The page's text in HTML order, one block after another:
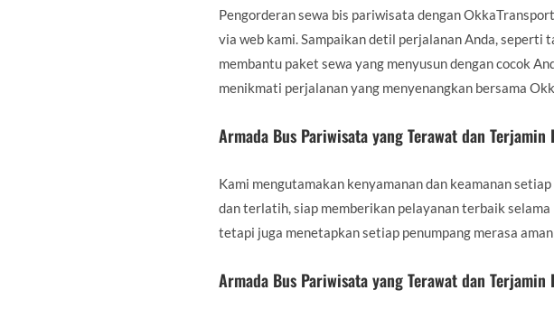
Pengorderan sewa bis pariwisata dengan
via web kami. Sampaikan detil perjalanan Anda, seperti
membantu paket sewa yang menyusun dengan cocok
menikmati perjalanan yang menyenangkan bersama
Armada Bus Pariwisata yang Terawat dan Terjamin
Kami mengutamakan kenyamanan dan keamanan
dan terlatih, siap memberikan pelayanan terbaik
tetapi juga menetapkan setiap penumpang merasa
Armada Bus Pariwisata yang Terawat dan Terjamin